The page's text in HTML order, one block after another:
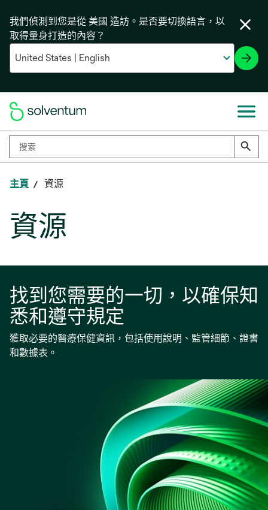
我們偵測到您是從 美國 造訪。是否要切換語言，以
取得量身打造的內容？
主頁 資源
資源
找到您需要的一切，以確保知
悉和遵守規定
獲取必要的醫療保健資訊，包括使用說明、監管細節、證書
和數據表。